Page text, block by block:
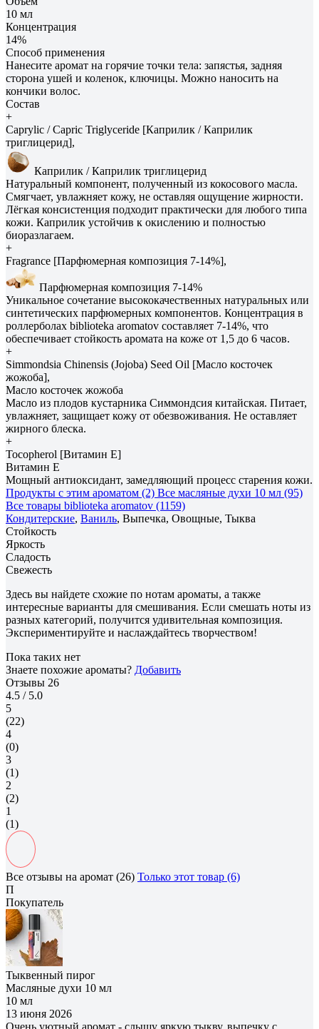
10 мл
Концентрация
14%
Способ применения
Нанесите аромат на горячие точки тела: запястья, задняя
сторона ушей и коленок, ключицы. Можно наносить на
кончики волос.
Состав
+
Caprylic / Capric Triglyceride [Каприлик / Каприлик
триглицерид],
Каприлик / Каприлик триглицерид
Натуральный компонент, полученный из кокосового масла.
Смягчает, увлажняет кожу, не оставляя ощущение жирности.
Лёгкая консистенция подходит практически для любого типа
кожи. Каприлик устойчив к окислению и полностью
биоразлагаем.
+
Fragrance [Парфюмерная композиция 7-14%],
Парфюмерная композиция 7-14%
Уникальное сочетание высококачественных натуральных или
синтетических парфюмерных компонентов. Концентрация в
роллерболах biblioteka aromatov составляет 7-14%, что
обеспечивает стойкость аромата на коже от 1,5 до 6 часов.
+
Simmondsia Сhinensis (Jojoba) Seed Oil [Масло косточек
жожоба],
Масло косточек жожоба
Масло из плодов кустарника Симмондсия китайская. Питает,
увлажняет, защищает кожу от обезвоживания. Не оставляет
жирного блеска.
+
Tocopherol [Витамин E]
Витамин E
Мощный антиоксидант, замедляющий процесс старения кожи.
Продукты с этим ароматом (2) Все масляные духи 10 мл (95)
Все товары biblioteka aromatov (1159)
Кондитерские, Ваниль, Выпечка, Овощные, Тыква
Стойкость
Яркость
Сладость
Свежесть
Здесь вы найдете схожие по нотам ароматы, а также
интересные варианты для смешивания. Если смешать ноты из
разных категорий, получится удивительная композиция.
Экспериментируйте и наслаждайтесь творчеством!
Пока таких нет
Знаете похожие ароматы? Добавить
Отзывы 26
4.5 / 5.0
5
(22)
4
(0)
3
(1)
2
(2)
1
(1)
Все отзывы на аромат (26) Только этот товар (6)
П
Покупатель
Тыквенный пирог
Масляные духи 10 мл
10 мл
13 июня 2026
Очень уютный аромат - слышу яркую тыкву, выпечку с